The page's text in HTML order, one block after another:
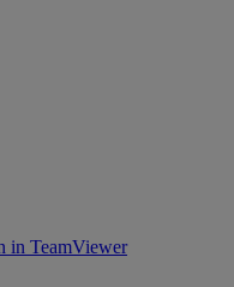
in TeamViewer